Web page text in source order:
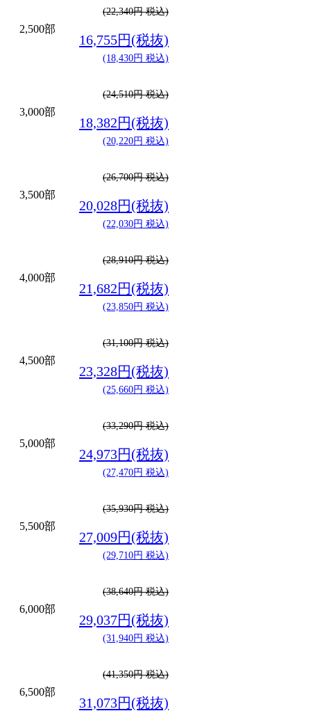
2,500部
(22,340円 税込)
16,755円(税抜)
(18,430円 税込)
3,000部
(24,510円 税込)
18,382円(税抜)
(20,220円 税込)
3,500部
(26,700円 税込)
20,028円(税抜)
(22,030円 税込)
4,000部
(28,910円 税込)
21,682円(税抜)
(23,850円 税込)
4,500部
(31,100円 税込)
23,328円(税抜)
(25,660円 税込)
5,000部
(33,290円 税込)
24,973円(税抜)
(27,470円 税込)
5,500部
(35,930円 税込)
27,009円(税抜)
(29,710円 税込)
6,000部
(38,640円 税込)
29,037円(税抜)
(31,940円 税込)
6,500部
(41,350円 税込)
31,073円(税抜)